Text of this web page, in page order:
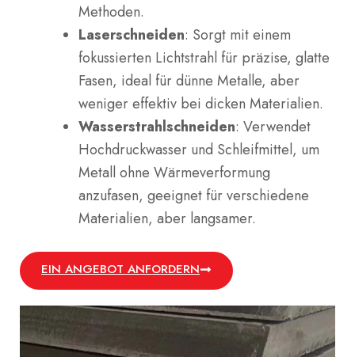
Methoden.
Laserschneiden: Sorgt mit einem
fokussierten Lichtstrahl für präzise, glatte
Fasen, ideal für dünne Metalle, aber
weniger effektiv bei dicken Materialien.
Wasserstrahlschneiden: Verwendet
Hochdruckwasser und Schleifmittel, um
Metall ohne Wärmeverformung
anzufasen, geeignet für verschiedene
Materialien, aber langsamer.
EIN ANGEBOT ANFORDERN